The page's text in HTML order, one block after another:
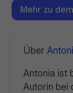
Mehr zu
Über
Antonia ist
Autorin bei